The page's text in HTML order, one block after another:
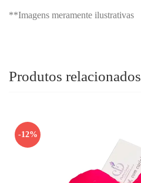
**Imagens meramente ilustrativas
Produtos relacionados
-12%